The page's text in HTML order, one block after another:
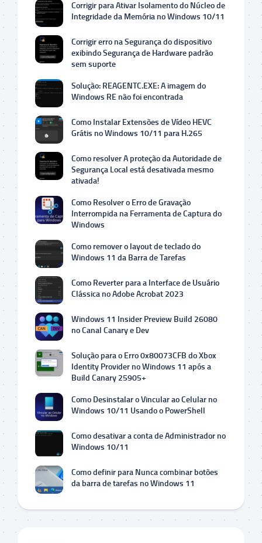
Corrigir para Ativar Isolamento do Núcleo de
Integridade da Memória no Windows 10/11
Corrigir erro na Segurança do dispositivo
exibindo Segurança de Hardware padrão
sem suporte
Solução: REAGENTC.EXE: A imagem do
Windows RE não foi encontrada
Como Instalar Extensões de Vídeo HEVC
Grátis no Windows 10/11 para H.265
Como resolver A proteção da Autoridade de
Segurança Local está desativada mesmo
ativada!
Como Resolver o Erro de Gravação
Interrompida na Ferramenta de Captura do
Windows
Como remover o layout de teclado do
Windows 11 da Barra de Tarefas
Como Reverter para a Interface de Usuário
Clássica no Adobe Acrobat 2023
Windows 11 Insider Preview Build 26080
no Canal Canary e Dev
Solução para o Erro 0x80073CFB do Xbox
Identity Provider no Windows 11 após a
Build Canary 25905+
Como Desinstalar o Vincular ao Celular no
Windows 10/11 Usando o PowerShell
Como desativar a conta de Administrador no
Windows 10/11
Como definir para Nunca combinar botões
da barra de tarefas no Windows 11